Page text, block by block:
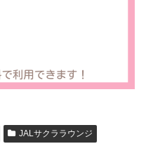
JALサクララウンジ